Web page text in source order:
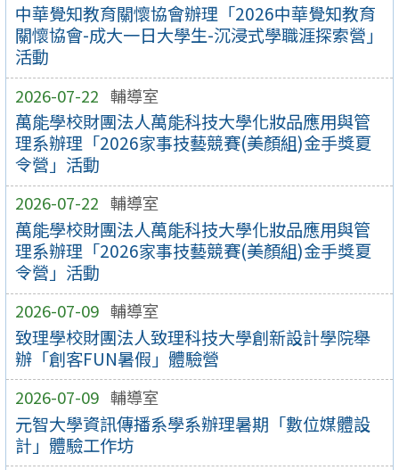
中華覺知教育關懷協會辦理「2026中華覺知教育
關懷協會-成大一日大學生-沉浸式學職涯探索營」
活動
2026-07-22 輔導室
萬能學校財團法人萬能科技大學化妝品應用與管
理系辦理「2026家事技藝競賽(美顏組)金手獎夏
令營」活動
2026-07-22 輔導室
萬能學校財團法人萬能科技大學化妝品應用與管
理系辦理「2026家事技藝競賽(美顏組)金手獎夏
令營」活動
2026-07-09 輔導室
致理學校財團法人致理科技大學創新設計學院舉
辦「創客FUN暑假」體驗營
2026-07-09 輔導室
元智大學資訊傳播系學系辦理暑期「數位媒體設
計」體驗工作坊